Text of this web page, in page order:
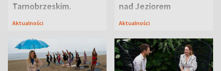
Tarnobrzeskim.
Przyrodnicy zwracają
Aktualności
nad Jeziorem
Tarnobrzeskim
Aktualności